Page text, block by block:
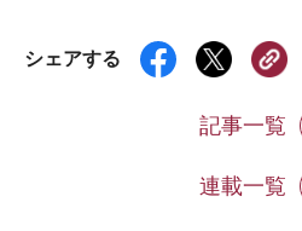
シェアする
記事一覧
連載一覧